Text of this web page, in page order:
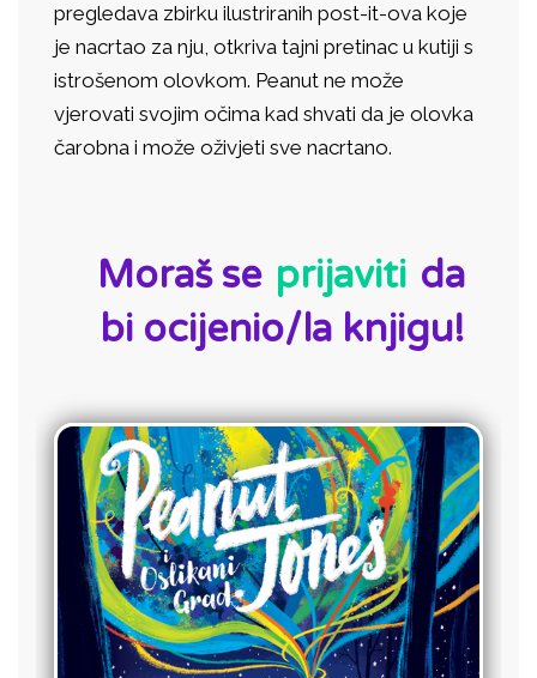
pregledava zbirku ilustriranih post-it-ova koje
je nacrtao za nju, otkriva tajni pretinac u kutiji s
istrošenom olovkom. Peanut ne može
vjerovati svojim očima kad shvati da je olovka
čarobna i može oživjeti sve nacrtano.
Moraš se prijaviti da
bi ocijenio/la knjigu!